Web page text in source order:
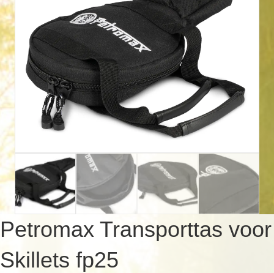
Petromax Transporttas voor
Skillets fp25